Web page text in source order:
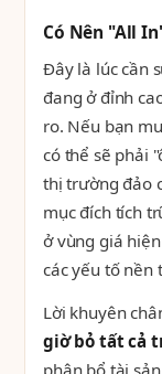
Có Nên "All
Đây là lúc cần
đang ở đỉnh
ro. Nếu bạn
có thể sẽ phải
thị trường đảo
mục đích tích
ở vùng giá
các yếu tố nền
Lời khuyên
giờ bỏ tất cả
phân bổ tài